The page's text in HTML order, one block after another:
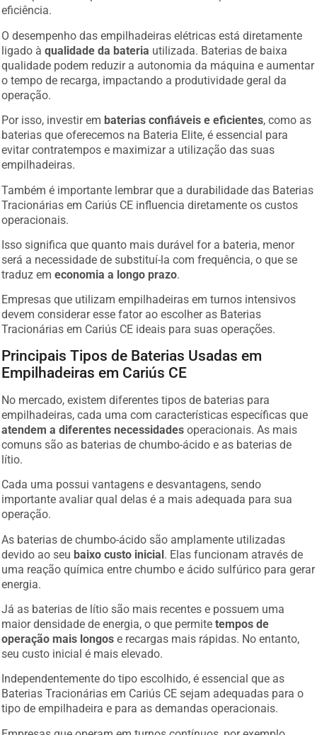
eficiência.
O desempenho das empilhadeiras elétricas está diretamente
ligado àqualidade da bateria utilizada. Baterias de baixa
qualidade podem reduzir a autonomia da máquina e aumentar
o tempo de recarga, impactando a produtividade geral da
operação.
Por isso, investir em baterias confiáveis e eficientes, como as
baterias que oferecemos na Bateria Elite, é essencial para
evitar contratempos e maximizar a utilização das suas
empilhadeiras.
Também é importante lembrar que a durabilidade das Baterias
Tracionárias em Cariús CE influencia diretamente os custos
operacionais.
Isso significa que quanto mais durável for a bateria, menor
será a necessidade de substituí-la com frequência, o que se
traduz emeconomia a longo prazo.
Empresas que utilizam empilhadeiras em turnos intensivos
devem considerar esse fator ao escolher as Baterias
Tracionárias em Cariús CE ideais para suas operações.
Principais Tipos de Baterias Usadas em
Empilhadeiras em Cariús CE
No mercado, existem diferentes tipos de baterias para
empilhadeiras, cada uma com características específicas que
atendem a diferentes necessidades operacionais. As mais
comuns são as baterias de chumbo-ácido e as baterias de
lítio.
Cada uma possui vantagens e desvantagens, sendo
importante avaliar qual delas é a mais adequada para sua
operação.
As baterias de chumbo-ácido são amplamente utilizadas
devido ao seu baixo custo inicial. Elas funcionam através de
uma reação química entre chumbo e ácido sulfúrico para gerar
energia.
Já as baterias de lítio são mais recentes e possuem uma
maior densidade de energia, o que permitetempos de
operação mais longos e recargas mais rápidas. No entanto,
seu custo inicial é mais elevado.
Independentemente do tipo escolhido, é essencial que as
Baterias Tracionárias em Cariús CE sejam adequadas para o
tipo de empilhadeira e para as demandas operacionais.